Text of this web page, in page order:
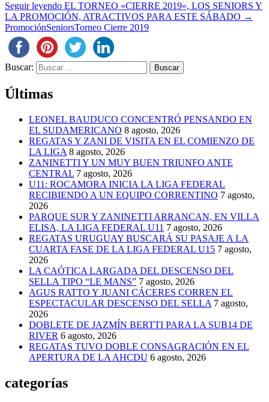
Seguir leyendo EL TORNEO «CIERRE 2019», LOS SENIORS Y
LA PROMOCIÓN, ATRACTIVOS PARA ESTE SÁBADO →
PromociónSeniorsTorneo Cierre 2019
Buscar:
Últimas
LEONEL BAUDUCO CONCENTRÓ PENSANDO EN
EL SUDAMERICANO 8 agosto, 2026
REGATAS Y ZANI DE VISITA EN EL COMIENZO DE
LA LIGA 8 agosto, 2026
ZANINETTI Y UN MUY BUEN TRIUNFO ANTE
CENTRAL 7 agosto, 2026
U11: ROCAMORA INICIA LA LIGA FEDERAL
RECIBIENDO A UN EQUIPO CORRENTINO 7 agosto,
2026
PARQUE SUR Y ZANINETTI ARRANCAN, EN VILLA
ELISA, LA LIGA FEDERAL U11 7 agosto, 2026
REGATAS URUGUAY BUSCARÁ SU PASAJE A LA
CUARTA FASE DE LA LIGA FEDERAL U15 7 agosto,
2026
LA CAÓTICA LARGADA DEL DESCENSO DEL
SELLA TIPO “LE MANS” 7 agosto, 2026
AGUS RATTO Y JUANI CÁCERES CORREN EL
ESPECTACULAR DESCENSO DEL SELLA 7 agosto,
2026
DOBLETE DE JAZMÍN BERTTI PARA LA SUB14 DE
RIVER 6 agosto, 2026
REGATAS TUVO DOBLE CONSAGRACIÓN EN EL
APERTURA DE LA AHCDU 6 agosto, 2026
categorías